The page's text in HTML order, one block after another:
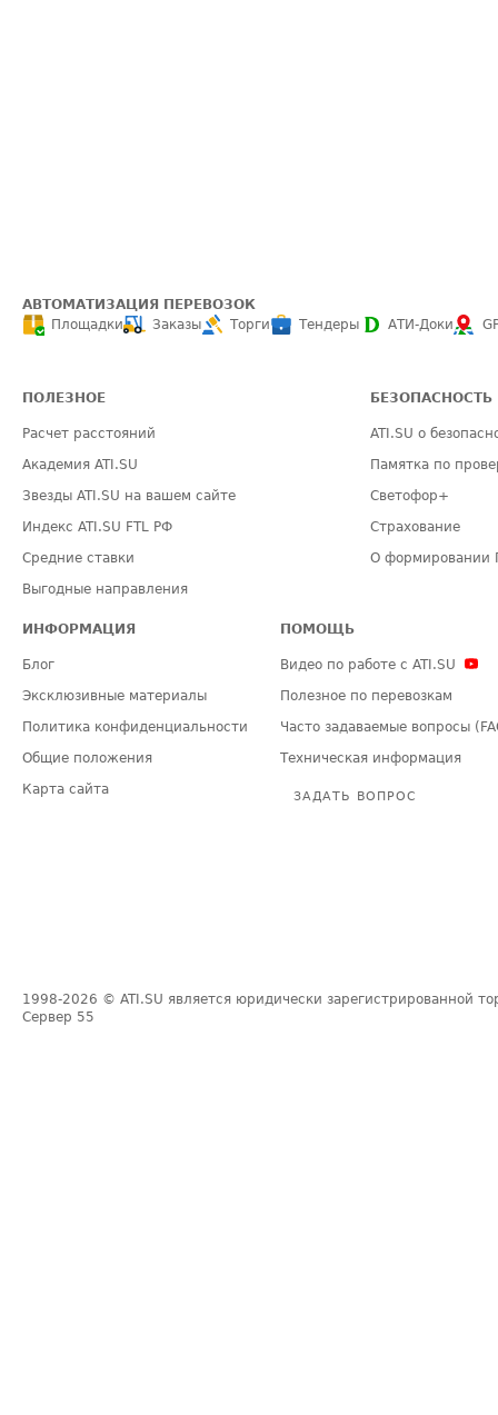
АВТОМАТИЗАЦИЯ ПЕРЕВОЗОК
Площадки
Заказы Торги Тендеры АТИ-Доки
ПОЛЕЗНОЕ
Расчет расстояний
Академия ATI.SU
Звезды ATI.SU на вашем сайте
Индекс ATI.SU FTL РФ
Средние ставки
Выгодные направления
БЕЗОПАСНОСТЬ
ATI.SU о
Памятка по
Светофор+
Страхование
О формировании
ИНФОРМАЦИЯ
Блог
Эксклюзивные материалы
Политика конфиденциальности
Общие положения
Карта сайта
ПОМОЩЬ
Видео по работе с ATI.SU
Полезное по перевозкам
Часто задаваемые вопросы
Техническая информация
ЗАДАТЬ ВОПРОС
1998-2026 © ATI.SU является юридически зарегистрированной
Сервер 55